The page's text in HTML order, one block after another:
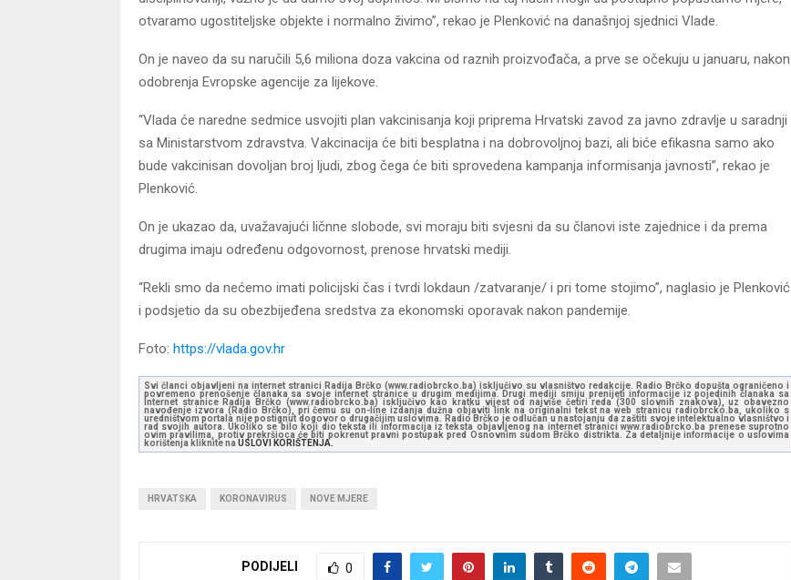
otvaramo ugostiteljske objekte i normalno živimo”, rekao je Plenković na današnjoj sjednici Vlade.
On je naveo da su naručili 5,6 miliona doza vakcina od raznih proizvođača, a prve se očekuju u januaru, nakon
odobrenja Evropske agencije za lijekove.
“Vlada će naredne sedmice usvojiti plan vakcinisanja koji priprema Hrvatski zavod za javno zdravlje u saradnji
sa Ministarstvom zdravstva. Vakcinacija će biti besplatna i na dobrovoljnoj bazi, ali biće efikasna samo ako
bude vakcinisan dovoljan broj ljudi, zbog čega će biti sprovedena kampanja informisanja javnosti”, rekao je
Plenković.
On je ukazao da, uvažavajući ličnne slobode, svi moraju biti svjesni da su članovi iste zajednice i da prema
drugima imaju određenu odgovornost, prenose hrvatski mediji.
“Rekli smo da nećemo imati policijski čas i tvrdi lokdaun /zatvaranje/ i pri tome stojimo”, naglasio je Plenković
i podsjetio da su obezbijeđena sredstva za ekonomski oporavak nakon pandemije.
Foto: https://vlada.gov.hr
Svi članci objavljeni na internet stranici Radija Brčko (www.radiobrcko.ba) isključivo su vlasništvo redakcije. Radio Brčko dopušta ograničeno i
povremeno prenošenje članaka sa svoje internet stranice u drugim medijima. Drugi mediji smiju prenijeti informacije iz pojedinih članaka sa
Internet stranice Radija Brčko (www.radiobrcko.ba) isključivo kao kratku vijest od najviše četiri reda (300 slovnih znakova), uz obavezno
navođenje izvora (Radio Brčko), pri čemu su on-line izdanja dužna objaviti link na originalni tekst na web stranicu radiobrcko.ba, ukoliko s
uredništvom portala nije postignut dogovor o drugačijim uslovima. Radio Brčko je odlučan u nastojanju da zaštiti svoje intelektualno vlasništvo i
rad svojih autora. Ukoliko se bilo koji dio teksta ili informacija iz teksta objavljenog na internet stranici www.radiobrcko.ba prenese suprotno
ovim pravilima, protiv prekršioca će biti pokrenut pravni postupak pred Osnovnim sudom Brčko distrikta. Za detaljnije informacije o uslovima
korištenja kliknite na USLOVI KORIŠTENJA.
HRVATSKA KORONAVIRUS NOVE MJERE
PODIJELI 0